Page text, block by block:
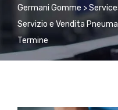
Germani Gomme >
Servizio e Vendita
Termine